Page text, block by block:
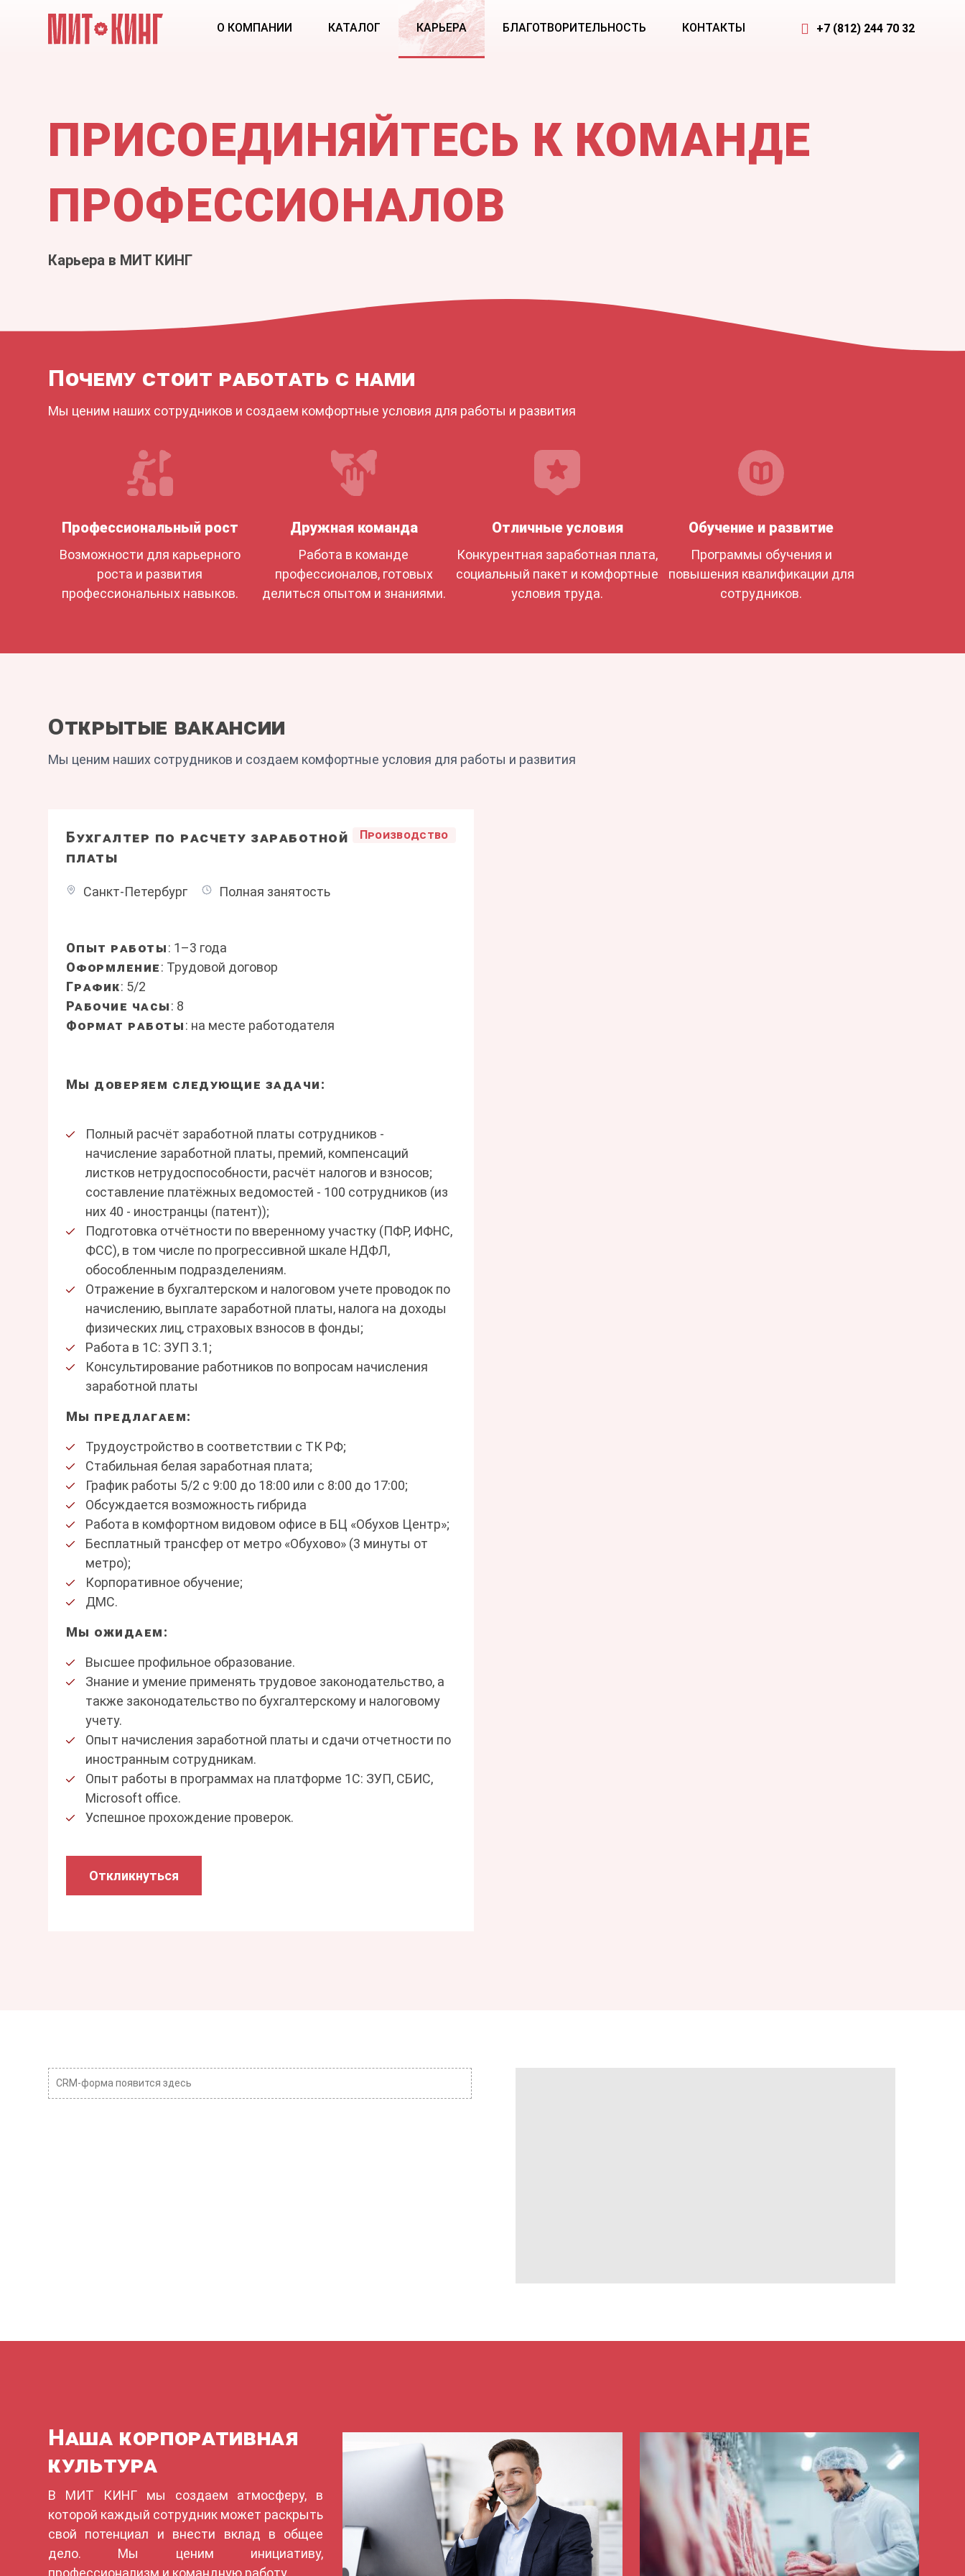
О КОМПАНИИ КАТАЛОГ КАРЬЕРА БЛАГОТВОРИТЕЛЬНОСТЬ КОНТАКТЫ
ПРИСОЕДИНЯЙТЕСЬ К КОМАНДЕ
ПРОФЕССИОНАЛОВ
Карьера в МИТ КИНГ
Почему стоит работать с нами
Мы ценим наших сотрудников и создаем комфортные условия для работы и развития
Профессиональный рост
Возможности для карьерного
роста и развития
профессиональных навыков.
Дружная команда
Работа в команде
профессионалов, готовых
делиться опытом и знаниями.
Отличные условия
Конкурентная заработная плата,
социальный пакет и комфортные
условия труда.
Обучение и развитие
Программы обучения и
повышения квалификации для
сотрудников.
Открытые вакансии
Мы ценим наших сотрудников и создаем комфортные условия для работы и развития
Производство
Бухгалтер по расчету заработной
платы
Санкт-Петербург Полная занятость
Опыт работы: 1–3 года
Оформление: Трудовой договор
График: 5/2
Рабочие часы: 8
Формат работы: на месте работодателя
Мы доверяем следующие задачи:
Полный расчёт заработной платы сотрудников -
начисление заработной платы, премий, компенсаций
листков нетрудоспособности, расчёт налогов и взносов;
составление платёжных ведомостей - 100 сотрудников (из
них 40 - иностранцы (патент));
Подготовка отчётности по вверенному участку (ПФР, ИФНС,
ФСС), в том числе по прогрессивной шкале НДФЛ,
обособленным подразделениям.
Отражение в бухгалтерском и налоговом учете проводок по
начислению‚ выплате заработной платы‚ налога на доходы
физических лиц‚ страховых взносов в фонды;
Работа в 1С: ЗУП 3.1;
Консультирование работников по вопросам начисления
заработной платы
Мы предлагаем:
Трудоустройство в соответствии с ТК РФ;
Стабильная белая заработная плата;
График работы 5/2 с 9:00 до 18:00 или с 8:00 до 17:00;
Обсуждается возможность гибрида
Работа в комфортном видовом офисе в БЦ «Обухов Центр»;
Бесплатный трансфер от метро «Обухово» (3 минуты от
метро);
Корпоративное обучение;
ДМС.
Мы ожидаем:
Высшее профильное образование.
Знание и умение применять трудовое законодательство, а
также законодательство по бухгалтерскому и налоговому
учету.
Опыт начисления заработной платы и сдачи отчетности по
иностранным сотрудникам.
Опыт работы в программах на платформе 1С: ЗУП, СБИС,
Microsoft office.
Успешное прохождение проверок.
Откликнуться
CRM-форма появится здесь
Наша корпоративная
культура
В МИТ КИНГ мы создаем атмосферу, в
которой каждый сотрудник может раскрыть
свой потенциал и внести вклад в общее
дело. Мы ценим инициативу,
профессионализм и командную работу.